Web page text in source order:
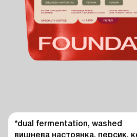
*dual fermentation, washed